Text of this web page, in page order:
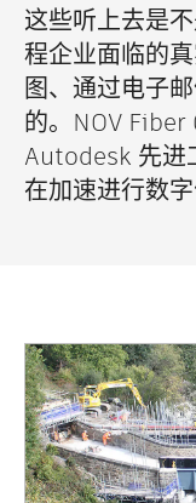
这些听上去是
程企业面临的
图、通过电子
的。NOV
Autodesk 先进
在加速进行数字